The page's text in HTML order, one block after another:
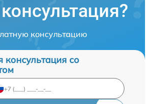
консультацию
консультация со